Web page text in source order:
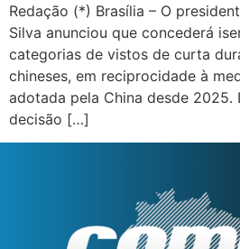
Redação (*) Brasília – O
Silva anunciou que concederá
categorias de vistos de curta
chineses, em reciprocidade à
adotada pela China desde 2025.
decisão […]